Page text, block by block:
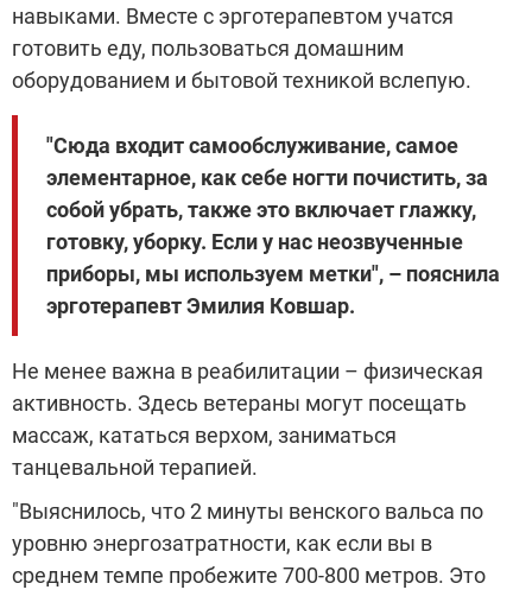
навыками. Вместе с эрготерапевтом учатся
готовить еду, пользоваться домашним
оборудованием и бытовой техникой вслепую.
"Сюда входит самообслуживание, самое
элементарное, как себе ногти почистить, за
собой убрать, также это включает глажку,
готовку, уборку. Если у нас неозвученные
приборы, мы используем метки", – пояснила
эрготерапевт Эмилия Ковшар.
Не менее важна в реабилитации – физическая
активность. Здесь ветераны могут посещать
массаж, кататься верхом, заниматься
танцевальной терапией.
"Выяснилось, что 2 минуты венского вальса по
уровню энергозатратности, как если вы в
среднем темпе пробежите 700-800 метров. Это